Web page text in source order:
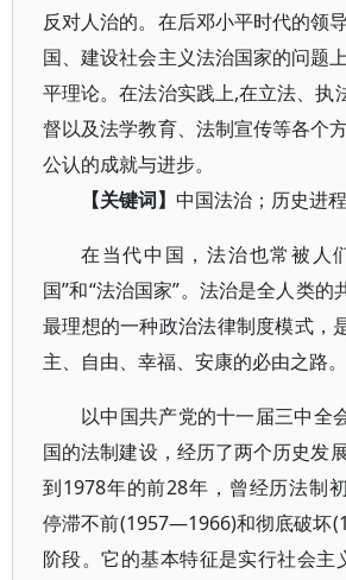
反对人治的。在后邓小平时代的领
国、建设社会主义法治国家的问题
平理论。在法治实践上,在立法、执
督以及法学教育、法制宣传等各个
公认的成就与进步。
【关键词】 中国法治；历史进
在当代中国，法治也常被人
国”和“法治国家”。法治是全人类的
最理想的一种政治法律制度模式，
主、自由、幸福、安康的必由之路。
以中国共产党的十一届三中全
国的法制建设，经历了两个历史发
到1978年的前28年，曾经历法制
停滞不前(1957—1966)和彻底破坏
阶段。它的基本特征是实行社会主